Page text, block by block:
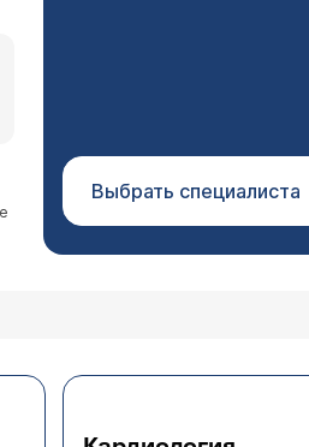
Выбрать специалиста